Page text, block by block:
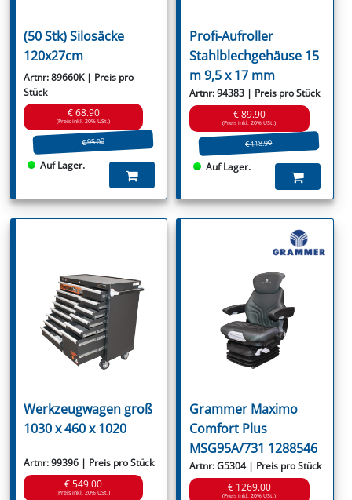
(50 Stk) Silosäcke
120x27cm
Artnr: 89660K | Preis pro
Stück
€ 68.90
(Preis inkl. 20% USt.)
€ 95.00
Auf Lager.
Profi-Aufroller
Stahlblechgehäuse 15
m 9,5 x 17 mm
Artnr: 94383 | Preis pro Stück
€ 89.90
(Preis inkl. 20% USt.)
€ 118.90
Auf Lager.
Werkzeugwagen groß
1030 x 460 x 1020
Artnr: 99396 | Preis pro Stück
€ 549.00
(Preis inkl. 20% USt.)
Grammer Maximo
Comfort Plus
MSG95A/731 1288546
Artnr: G5304 | Preis pro Stück
€ 1269.00
(Preis inkl. 20% USt.)